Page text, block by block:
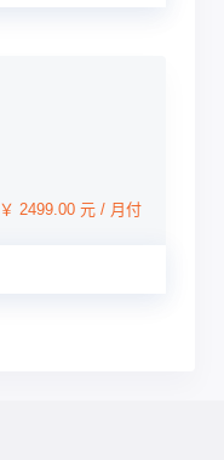
￥ 2499.00 元 / 月付